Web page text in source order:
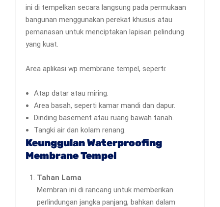
ini di tempelkan secara langsung pada permukaan
bangunan menggunakan perekat khusus atau
pemanasan untuk menciptakan lapisan pelindung
yang kuat.
Area aplikasi wp membrane tempel, seperti:
Atap datar atau miring.
Area basah, seperti kamar mandi dan dapur.
Dinding basement atau ruang bawah tanah.
Tangki air dan kolam renang.
Keunggulan Waterproofing
Membrane Tempel
Tahan Lama
Membran ini di rancang untuk memberikan
perlindungan jangka panjang, bahkan dalam